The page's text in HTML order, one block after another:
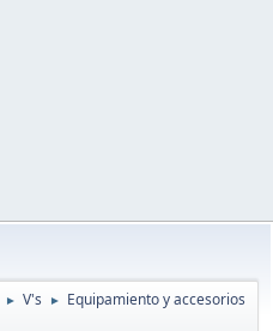
► V's ► Equipamiento y accesorios